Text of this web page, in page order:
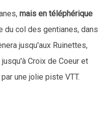
mais en téléphérique
du col des gentianes, dans
jusqu'aux Ruinettes,
Croix de Coeur et
une jolie piste VTT.